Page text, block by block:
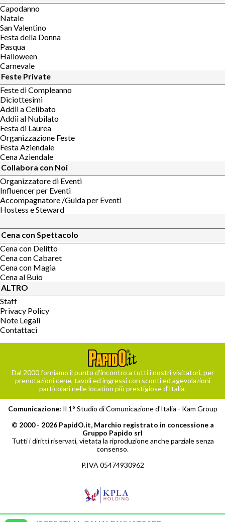
Capodanno
Natale
San Valentino
Festa della Donna
Pasqua
Halloween
Carnevale
Feste Private
Feste di Compleanno
Diciottesimi
Addii a Celibato
Addii al Nubilato
Festa di Laurea
Organizzazione Feste
Festa Aziendale
Cena Aziendale
Collabora con Noi
Organizzatore di Eventi
Influencer per Eventi
Accompagnatore /Guida per Eventi
Hostess e Steward
Cena con Spettacolo
Cena con Delitto
Cena con Cabaret
Cena con Magia
Cena al Buio
ALTRO
Staff
Privacy Policy
Note Legali
Contattaci
Dal 2000 forniamo il punto d’incontro a tutti i nostri visitatori, per
prenotazioni cene, tavoli ed ingressi con sconti ed agevolazioni
particolari nelle location più prestigiose d’Italia.
Comunicazione: Il 1° Studio di Comunicazione d'Italia - Kam Group
© 2000 - 2026 PapidO.it, Marchio registrato in concessione a
Gruppo Papido srl
Tutti i diritti riservati, vietata la riproduzione anche parziale senza
consenso.
P.IVA 05474930962